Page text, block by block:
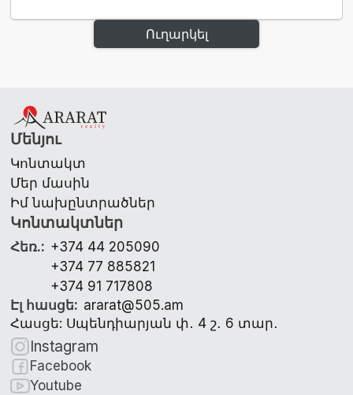
Ուղարկել
Մենյու
Կոնտակտ
Մեր մասին
Իմ նախընտրածներ
Կոնտակտներ
Հեռ.: +374 44 205090
+374 77 885821
+374 91 717808
Էլ հասցե: ararat@505.am
Հասցե: Սպենդիարյան փ․ 4 շ․ 6 տար․
Instagram
Facebook
Youtube